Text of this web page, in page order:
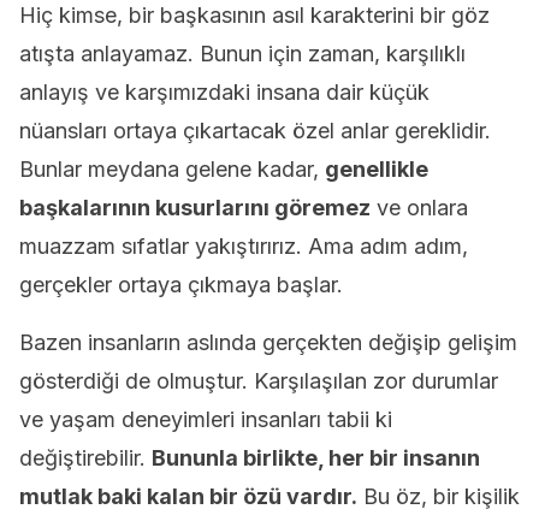
Hiç kimse, bir başkasının asıl karakterini bir göz
atışta anlayamaz. Bunun için zaman, karşılıklı
anlayış ve karşımızdaki insana dair küçük
nüansları ortaya çıkartacak özel anlar gereklidir.
Bunlar meydana gelene kadar, genellikle
başkalarının kusurlarını göremez ve onlara
muazzam sıfatlar yakıştırırız. Ama adım adım,
gerçekler ortaya çıkmaya başlar.
Bazen insanların aslında gerçekten değişip gelişim
gösterdiği de olmuştur. Karşılaşılan zor durumlar
ve yaşam deneyimleri insanları tabii ki
değiştirebilir. Bununla birlikte, her bir insanın
mutlak baki kalan bir özü vardır. Bu öz, bir kişilik